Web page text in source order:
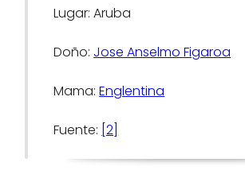
Lugar: Aruba
Doño: Jose Anselmo Figaroa
Mama:Englentina
Fuente: [2]